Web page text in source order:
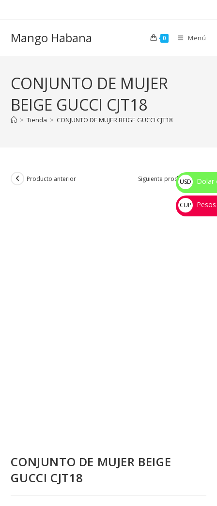
Mango Habana 0 Menú
CONJUNTO DE MUJER
BEIGE GUCCI CJT18
> Tienda > CONJUNTO DE MUJER BEIGE GUCCI CJT18
Producto anterior Siguiente producto
CONJUNTO DE MUJER BEIGE
GUCCI CJT18
USD
$
Dolar
CUP
💰
Pesos